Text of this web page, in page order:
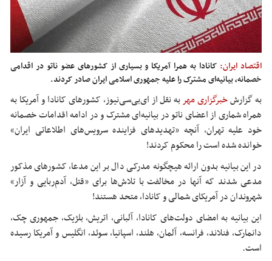
اقتصاد ایران: کانادا به همرا آمریکا و بسیاری از کشورهای عضو ناتو در اقدامی
خصمانه، بیانیه‌ای مشترک را علیه جمهوری اسلامی ایران صادر کردند.
به گزارشخبرگزاری مهربه نقل از ای‌بی‌سی‌نیوز، کشورهای کانادا و آمریکا به
همراه شماری از اعضای ناتو در بیانیه‌ای مشترک و در ادامه اقدامات خصمانه
خود علیه تهران، آنچه «تهدیدهای فزاینده سرویس‌های اطلاعاتی ایران»
خوانده شده است را محکوم کردند!
در این بیانیه بدون ارائه هیچگونه مدرکی دال بر این مدعا، کشورهای مذکور
مدعی شدند که آنها در مخالفت با تلاش‌ها برای «قتل، آدم‌ربایی و آزار»
شهروندان در آمریکای شمالی و کانادا، متحد هستند!
این بیانیه به امضای دولت‌های کانادا، آلبانی، اتریش، بلژیک، جمهوری چک،
دانمارک، فنلاند، فرانسه، آلمان، هلند، اسپانیا، سوئد، انگلیس و آمریکا رسیده
است.